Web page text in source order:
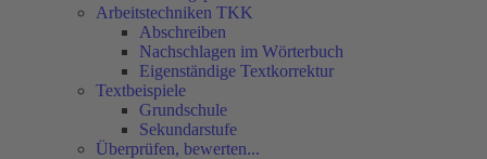
Arbeitstechniken TKK
Abschreiben
Nachschlagen im Wörterbuch
Eigenständige Textkorrektur
Textbeispiele
Grundschule
Sekundarstufe
Überprüfen, bewerten...